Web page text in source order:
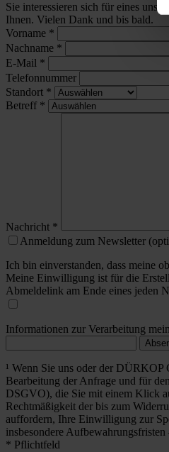
Sie interessieren sich für eines
Ihnen. Vielen Dank und bis bald.
Vorname *
Nachname *
E-Mail *
Telefonnummer
Standort *
Betreff *
Nachricht *
Anmeldung zum Newsletter
Ich bin einverstanden, dass meine
Meine Einwilligung ist für die
Abmeldelink am Ende eines jeden
Informationen zur Verarbeitung
¹ Wenn Sie uns oder der
Bearbeitung der Anfrage und für
DSGVO), die Sie mit einem Klick
Rechtmäßigkeit der bis zum
auffordern, Ihre Einwilligung zur
insbesondere
* Pflichtfeld